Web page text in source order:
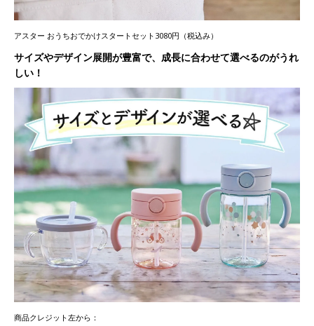
アスター おうちおでかけスタートセット3080円（税込み）
サイズやデザイン展開が豊富で、成長に合わせて選べるのがうれ
しい！
商品クレジット左から：